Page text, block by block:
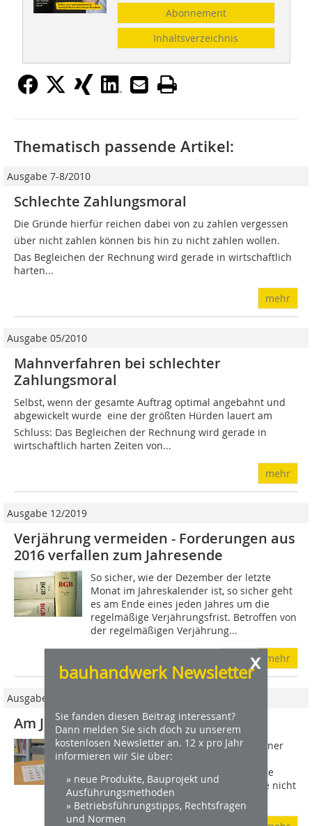
Abonnement
Inhaltsverzeichnis
x
bauhandwerk Newsletter
Sie fanden diesen Beitrag interessant?
Dann melden Sie sich doch zu unserem
kostenlosen Newsletter an. 12 x pro Jahr
informieren wir Sie über:
» neue Produkte, Bauprojekt und
Ausführungsmethoden
» Betriebsführungstipps, Rechtsfragen
und Normen
Thematisch passende Artikel:
Ausgabe 7-8/2010
Schlechte Zahlungsmoral
Die Gründe hierfür reichen dabei von zu zahlen vergessen
über nicht zahlen können bis hin zu nicht zahlen wollen.
Das Begleichen der Rechnung wird gerade in wirtschaftlich
harten...
mehr
Ausgabe 05/2010
Mahnverfahren bei schlechter
Zahlungsmoral
Selbst, wenn der gesamte Auftrag optimal angebahnt und
abgewickelt wurde  eine der größten Hürden lauert am
Schluss: Das Begleichen der Rechnung wird gerade in
wirtschaftlich harten Zeiten von...
mehr
Ausgabe 12/2019
Verjährung vermeiden - Forderungen aus
2016 verfallen zum Jahresende
So sicher, wie der Dezember der letzte
Monat im Jahreskalender ist, so sicher geht
es am Ende eines jeden Jahres um die
regelmäßige Verjährungsfrist. Betroffen von
der regelmäßigen Verjährung...
mehr
Ausgabe 11/2015
Am Jahresende droht Verjährung
Der einzige Weg, eine Verjährung offener
Forderungen aus dem Jahr 2012 zu
verhindern, führt über das gerichtliche
Mahnverfahren. Wer seine Ansprüche nicht
auf diese Weise bis zum Jahresende...